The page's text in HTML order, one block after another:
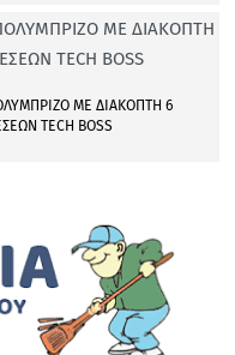
ΜΕ ΔΙΑΚΟΠΤΗ 6
TECH BOSS